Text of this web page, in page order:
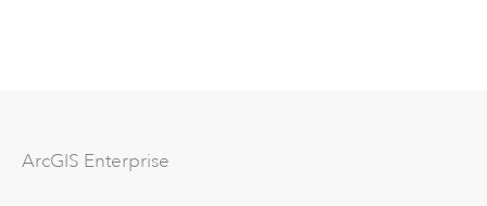
ArcGIS Enterprise